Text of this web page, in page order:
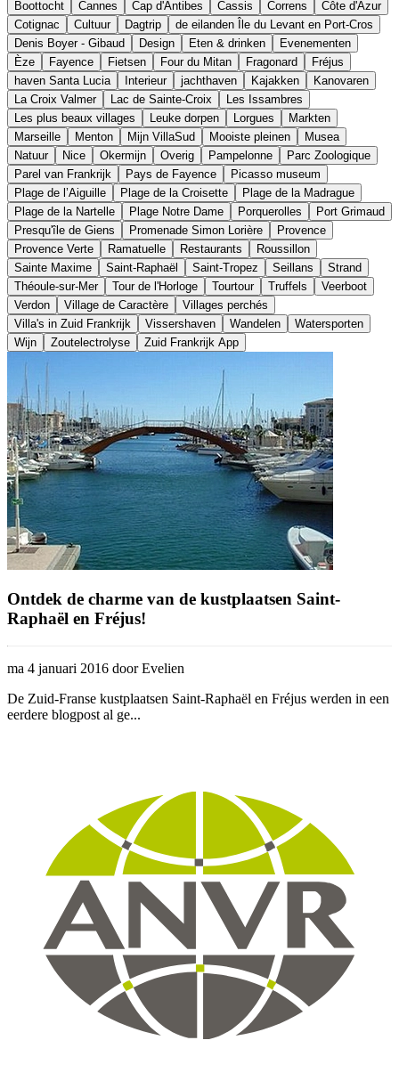
Boottocht
Cannes Cap d'Antibes Cassis Correns
Côte d'Azur
Cotignac
Cultuur Dagtrip
de eilanden Île du Levant en Port-Cros
Denis Boyer - Gibaud
Design Eten & drinken
Evenementen
Èze
Fayence Fietsen Four du Mitan Fragonard
Fréjus
haven Santa Lucia
Interieur jachthaven Kajakken
Kanovaren
La Croix Valmer
Lac de Sainte-Croix
Les Issambres
Les plus beaux villages
Leuke dorpen Lorgues
Markten
Marseille
Menton Mijn VillaSud Mooiste pleinen
Musea
Natuur
Nice Okermijn Overig Pampelonne
Parc Zoologique
Parel van Frankrijk
Pays de Fayence
Picasso museum
Plage de l’Aiguille
Plage de la Croisette
Plage de la Madrague
Plage de la Nartelle
Plage Notre Dame Porquerolles
Port Grimaud
Presqu'île de Giens
Promenade Simon Lorière
Provence
Provence Verte
Ramatuelle Restaurants
Roussillon
Sainte Maxime
Saint-Raphaël Saint-Tropez Seillans
Strand
Théoule-sur-Mer
Tour de l'Horloge Tourtour Truffels
Veerboot
Verdon
Village de Caractère
Villages perchés
Villa's in Zuid Frankrijk
Vissershaven Wandelen
Watersporten
Wijn
Zoutelectrolyse Zuid Frankrijk App
Ontdek de charme van de kustplaatsen Saint-
Raphaël en Fréjus!
ma 4 januari 2016 door Evelien
De Zuid-Franse kustplaatsen Saint-Raphaël en Fréjus werden in een
eerdere blogpost al ge...